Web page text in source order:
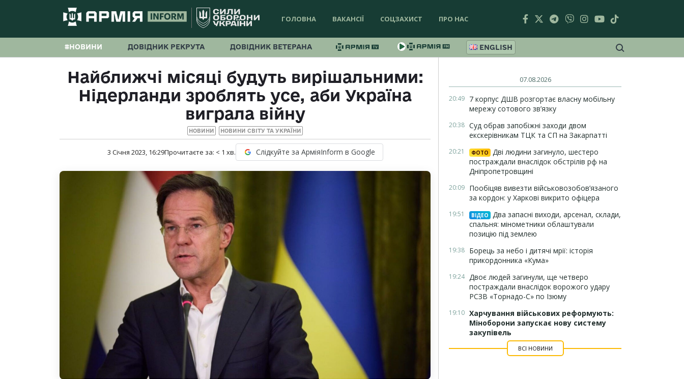
ГОЛОВНА ВАКАНСІЇ СОЦЗАХИСТ ПРО НАС
#НОВИНИ ДОВІДНИК РЕКРУТА ДОВІДНИК ВЕТЕРАНА ENGLISH
Найближчі місяці будуть вирішальними:
Нідерланди зроблять усе, аби Україна
виграла війну
НОВИНИ НОВИНИ СВІТУ ТА УКРАЇНИ
3 Січня 2023, 16:29Прочитаєте за: < 1 хв. Слідкуйте за АрміяInform в Google
07.08.2026
20:49 7 корпус ДШВ розгортає власну мобільну
мережу сотового зв’язку
20:38 Суд обрав запобіжні заходи двом
екскерівникам ТЦК та СП на Закарпатті
20:21 ФОТО
Дві людини загинуло, шестеро
постраждали внаслідок обстрілів рф на
Дніпропетровщині
20:09 Пообіцяв вивезти військовозобов’язаного
за кордон: у Харкові викрито офіцера
19:51 ВІДЕО
Два запасні виходи, арсенал, склади,
спальня: мінометники облаштували
позицію під землею
19:38 Борець за небо і дитячі мрії: історія
прикордонника «Кума»
19:24 Двоє людей загинули, ще четверо
постраждали внаслідок ворожого удару
РСЗВ «Торнадо-С» по Ізюму
19:10 Харчування військових реформують:
Міноборони запускає нову систему
закупівель
ВСІ НОВИНИ